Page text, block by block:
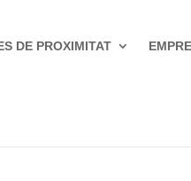
DE PROXIMITAT